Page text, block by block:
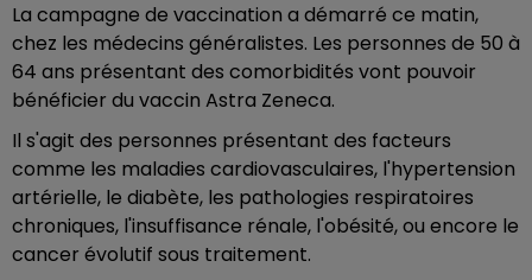
La campagne de vaccination a démarré ce matin,
chez les médecins généralistes. Les personnes de 50 à
64 ans présentant des comorbidités vont pouvoir
bénéficier du vaccin Astra Zeneca.
Il s'agit des personnes présentant des facteurs
comme les maladies cardiovasculaires, l'hypertension
artérielle, le diabète, les pathologies respiratoires
chroniques, l'insuffisance rénale, l'obésité, ou encore le
cancer évolutif sous traitement.